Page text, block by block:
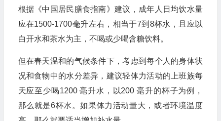
根据《中国居民膳食指南》建议，成年人日均饮水量
应在1500-1700毫升左右，相当于7到8杯水，且应以
白开水和茶水为主，不喝或少喝含糖饮料。
但在春天温和的气候条件下，考虑到每个人的身体状
况和食物中的水分差异，建议轻体力活动的上班族每
天应至少喝1200 毫升水，以200 毫升的杯子为例，
那么就是6杯水。如果体力活动量大，或者环境温度